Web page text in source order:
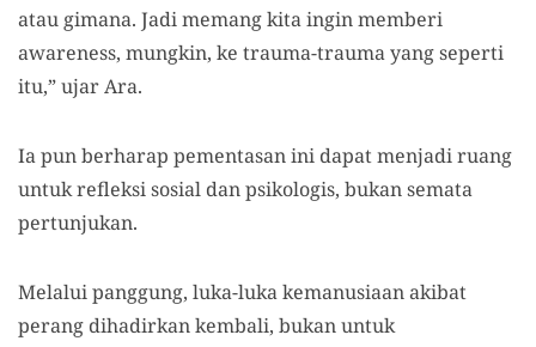
atau gimana. Jadi memang kita ingin memberi
awareness, mungkin, ke trauma-trauma yang seperti
itu,” ujar Ara.
Ia pun berharap pementasan ini dapat menjadi ruang
untuk refleksi sosial dan psikologis, bukan semata
pertunjukan.
Melalui panggung, luka-luka kemanusiaan akibat
perang dihadirkan kembali, bukan untuk